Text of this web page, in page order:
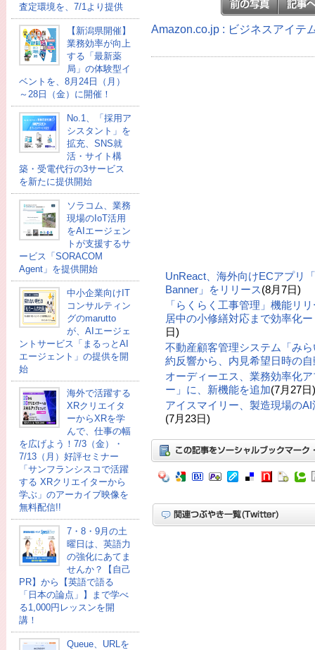
査定環境を、7/1より提供
【新潟県開催】
業務効率が向上
する「最新薬
局」の体験型イ
ベントを、8月24日（月）
～28日（金）に開催！
No.1、「採用ア
シスタント」を
拡充、SNS就
活・サイト構
築・受電代行の3サービス
を新たに提供開始
ソラコム、業務
現場のIoT活用
をAIエージェン
トが支援するサ
ービス「SORACOM
Agent」を提供開始
中小企業向けIT
コンサルティン
グのmarutto
が、AIエージェ
ントサービス「まるっとAI
エージェント」の提供を開
始
海外で活躍する
XRクリエイタ
ーからXRを学
んで、仕事の幅
を広げよう！7/3（金）・
7/13（月）好評セミナー
「サンフランシスコで活躍
する XRクリエイターから
学ぶ」のアーカイブ映像を
無料配信!!
7・8・9月の土
曜日は、英語力
の強化にあてま
せんか？【自己
PR】から【英語で語る
「日本の論点」】まで学べ
る1,000円レッスンを開
講！
Queue、URLを
Amazon.co.jp : ビジネスアイテ
UnReact、海外向けECアプリ
Banner」をリリース(8月7日)
「らくらく工事管理」機能リ
居中の小修繕対応まで効率化
日)
不動産顧客管理システム「み
約反響から、内見希望日時の
オーディーエス、業務効率化
ー」に、新機能を追加(7月27日)
アイスマイリー、製造現場の
(7月23日)